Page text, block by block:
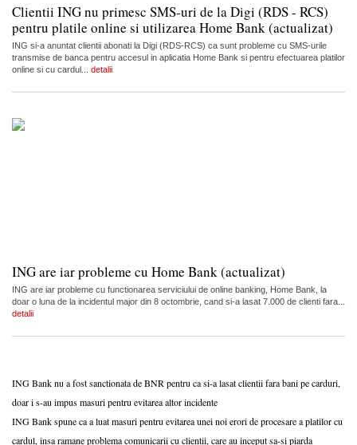
Clientii ING nu primesc SMS-uri de la Digi (RDS - RCS)
pentru platile online si utilizarea Home Bank (actualizat)
ING si-a anuntat clientii abonati la Digi (RDS-RCS) ca sunt probleme cu SMS-urile
transmise de banca pentru accesul in aplicatia Home Bank si pentru efectuarea platilor
online si cu cardul... detalii
ING are iar probleme cu Home Bank (actualizat)
ING are iar probleme cu functionarea serviciului de online banking, Home Bank, la
doar o luna de la incidentul major din 8 octombrie, cand si-a lasat 7.000 de clienti fara...
detalii
ING Bank nu a fost sanctionata de BNR pentru ca si-a lasat clientii fara bani pe carduri,
doar i s-au impus masuri pentru evitarea altor incidente
ING Bank spune ca a luat masuri pentru evitarea unei noi erori de procesare a platilor cu
cardul, insa ramane problema comunicarii cu clientii, care au inceput sa-si piarda